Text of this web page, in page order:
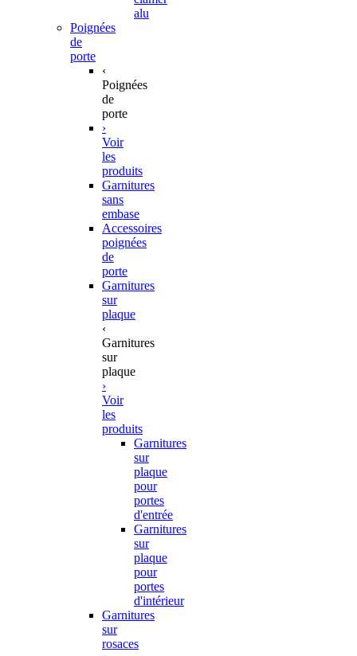
alu
Poignées
de
porte
‹
Poignées
de
porte
›
Voir
les
produits
Garnitures
sans
embase
Accessoires
poignées
de
porte
Garnitures
sur
plaque
‹
Garnitures
sur
plaque
›
Voir
les
produits
Garnitures
sur
plaque
pour
portes
d'entrée
Garnitures
sur
plaque
pour
portes
d'intérieur
Garnitures
sur
rosaces